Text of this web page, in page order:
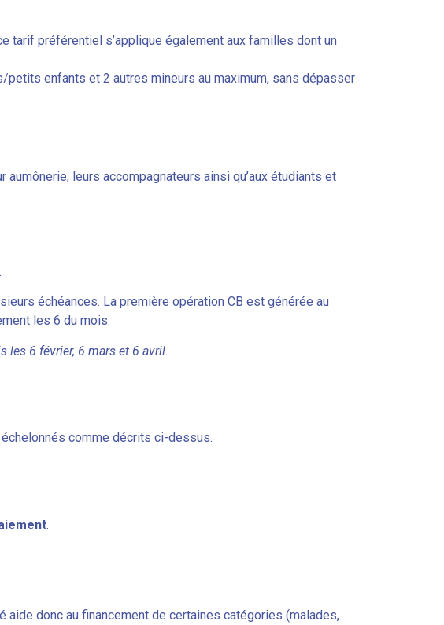
tarif préférentiel s’applique également aux familles dont un
enfants et 2 autres mineurs au maximum, sans dépasser
leurs accompagnateurs ainsi qu’aux étudiants et
échéances. La première opération CB est générée au
les 6 du mois.
les 6 février, 6 mars et 6 avril.
comme décrits ci-dessus.
.
donc au financement de certaines catégories (malades,